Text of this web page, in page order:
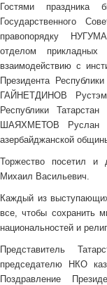
Гостями праздника
Государственного
правопорядку
отделом
взаимодействию с
Президента
ГАЙНЕТДИНОВ Рустэм
Республики
ШАЯХМЕТОВ Руслан
азербайджанской
Торжество посетил
Михаил Васильевич.
Каждый из
все, чтобы сохранить
национальностей и
Представитель
председателю НКО
Поздравление